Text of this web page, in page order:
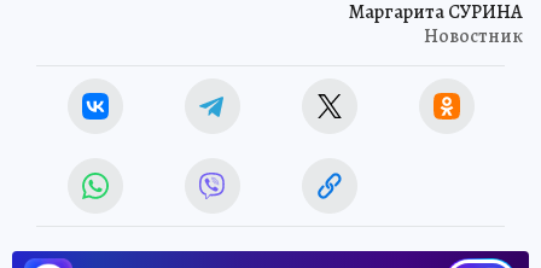
Маргарита СУРИНА
Новостник